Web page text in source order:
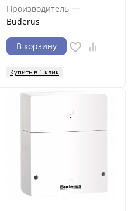
Производитель —
Buderus
В корзину
Купить в 1 клик